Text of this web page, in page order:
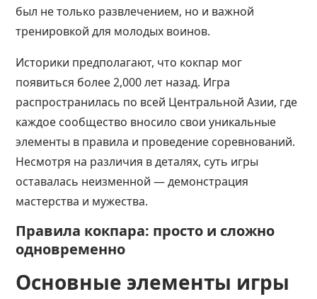
был не только развлечением, но и важной
тренировкой для молодых воинов.
Историки предполагают, что кокпар мог
появиться более 2,000 лет назад. Игра
распространилась по всей Центральной Азии, где
каждое сообщество вносило свои уникальные
элементы в правила и проведение соревнований.
Несмотря на различия в деталях, суть игры
оставалась неизменной — демонстрация
мастерства и мужества.
Правила кокпара: просто и сложно
одновременно
Основные элементы игры